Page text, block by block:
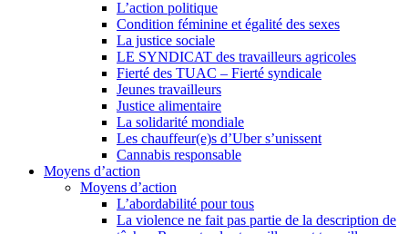
L’action politique
Condition féminine et égalité des sexes
La justice sociale
LE SYNDICAT des travailleurs agricoles
Fierté des TUAC – Fierté syndicale
Jeunes travailleurs
Justice alimentaire
La solidarité mondiale
Les chauffeur(e)s d’Uber s’unissent
Cannabis responsable
Moyens d’action
Moyens d’action
L’abordabilité pour tous
La violence ne fait pas partie de la description de